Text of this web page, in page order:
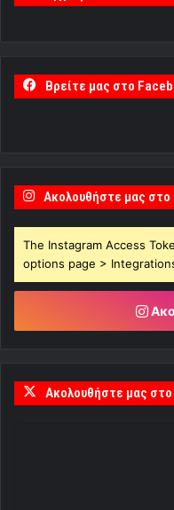
Βρείτε μας στο
Ακολουθήστε μας στο
The Instagram Access
options page >
Ακολουθήστε μας στο